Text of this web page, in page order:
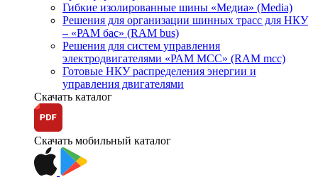
Гибкие изолированные шины «Медиа» (Media)
Решения для организации шинных трасс для НКУ
– «РАМ бас» (RAM bus)
Решения для систем управления
электродвигателями «РАМ МСС» (RAM mcc)
Готовые НКУ распределения энергии и
управления двигателями
Скачать каталог
Скачать мобильный каталог